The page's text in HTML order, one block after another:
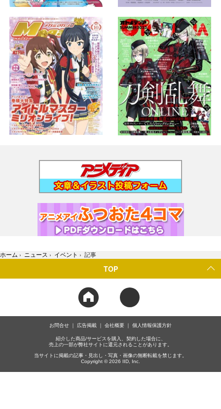
ホーム › ニュース › イベント › 記事
TOP
お問合せ 広告掲載 会社概要 個人情報保護方針
紹介した商品/サービスを購入、契約した場合に、
売上の一部が弊社サイトに還元されることがあります。
当サイトに掲載の記事・見出し・写真・画像の無断転載を禁じます。
Copyright © 2026 IID, Inc.